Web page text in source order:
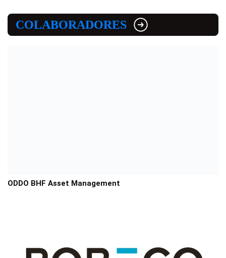
COLABORADORES
ODDO BHF Asset Management